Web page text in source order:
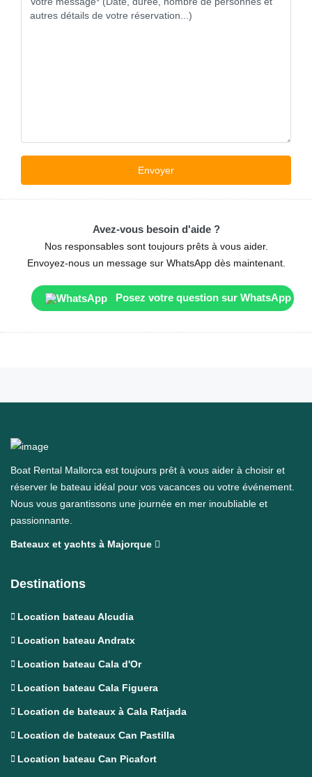
Avez-vous besoin d'aide ?
Nos responsables sont toujours prêts à vous aider.
Envoyez-nous un message sur WhatsApp dès maintenant.
Posez votre question sur WhatsApp
Boat Rental Mallorca est toujours prêt à vous aider à choisir et
réserver le bateau idéal pour vos vacances ou votre événement.
Nous vous garantissons une journée en mer inoubliable et
passionnante.
Bateaux et yachts à Majorque
Destinations
Location bateau Alcudia
Location bateau Andratx
Location bateau Cala d'Or
Location bateau Cala Figuera
Location de bateaux à Cala Ratjada
Location de bateaux Can Pastilla
Location bateau Can Picafort